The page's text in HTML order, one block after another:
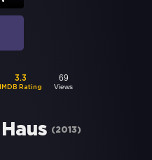
3.3
IMDB Rating
69
Views
(2013)